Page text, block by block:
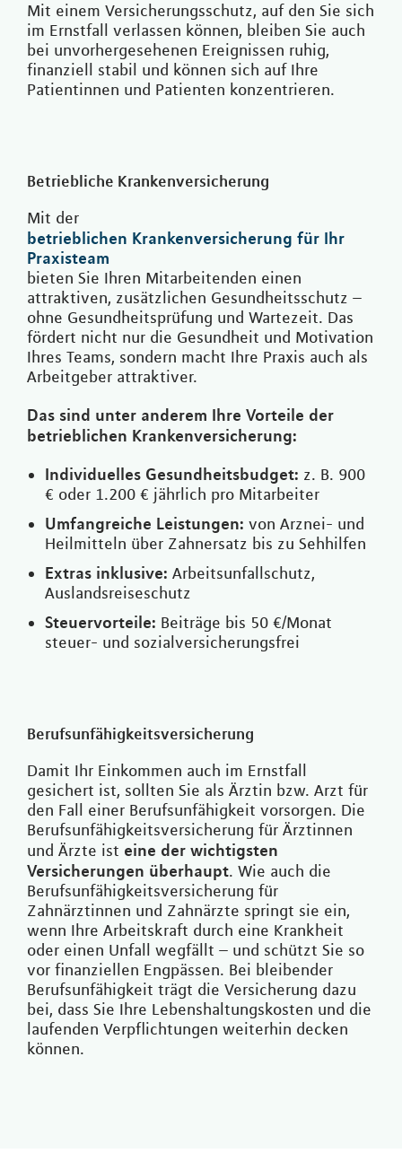
Mit einem Versicherungsschutz, auf den Sie sich
im Ernstfall verlassen können, bleiben Sie auch
bei unvorhergesehenen Ereignissen ruhig,
finanziell stabil und können sich auf Ihre
Patientinnen und Patienten konzentrieren.
Betriebliche Krankenversicherung
Mit der
betrieblichen Krankenversicherung für Ihr
Praxisteam
bieten Sie Ihren Mitarbeitenden einen
attraktiven, zusätzlichen Gesundheitsschutz –
ohne Gesundheitsprüfung und Wartezeit. Das
fördert nicht nur die Gesundheit und Motivation
Ihres Teams, sondern macht Ihre Praxis auch als
Arbeitgeber attraktiver.
Das sind unter anderem Ihre Vorteile der
betrieblichen Krankenversicherung:
Individuelles Gesundheitsbudget: z. B. 900
€ oder 1.200 € jährlich pro Mitarbeiter
Umfangreiche Leistungen: von Arznei- und
Heilmitteln über Zahnersatz bis zu Sehhilfen
Extras inklusive: Arbeitsunfallschutz,
Auslandsreiseschutz
Steuervorteile: Beiträge bis 50 €/Monat
steuer- und sozialversicherungsfrei
Berufsunfähigkeitsversicherung
Damit Ihr Einkommen auch im Ernstfall
gesichert ist, sollten Sie als Ärztin bzw. Arzt für
den Fall einer Berufsunfähigkeit vorsorgen. Die
Berufsunfähigkeitsversicherung für Ärztinnen
und Ärzte ist eine der wichtigsten
Versicherungen überhaupt. Wie auch die
Berufsunfähigkeitsversicherung für
Zahnärztinnen und Zahnärzte springt sie ein,
wenn Ihre Arbeitskraft durch eine Krankheit
oder einen Unfall wegfällt – und schützt Sie so
vor finanziellen Engpässen. Bei bleibender
Berufsunfähigkeit trägt die Versicherung dazu
bei, dass Sie Ihre Lebenshaltungskosten und die
laufenden Verpflichtungen weiterhin decken
können.